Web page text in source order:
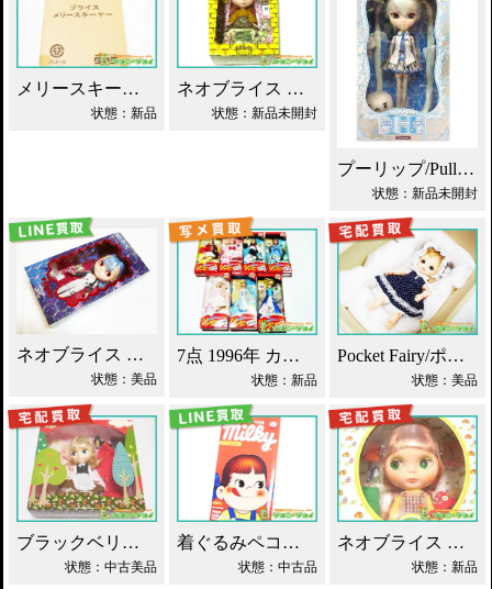
メリースキーヤー ネオブライス タカラ買取！
状態：新品
ネオブライス あちゃちゅむずきん Blythe 人形 買取！
状態：新品未開封
プーリップ/Pullip 雪ミク 初音ミク 買取
状態：新品未開封
ネオブライス エヴァンゲリオン 綾波レイ 買取！
状態：美品
7点 1996年 カレンダーガール ジェニー人形 買取！
状態：新品
Pocket Fairy/ポケットフェアリー PF ドール買取！
状態：美品
ブラックベリーブッシュ ネオブライス Blythe買取！
状態：中古美品
着ぐるみペコちゃん ベアブリック 400% 買取！
状態：中古品
ネオブライス グルーヴィーグルーヴ タカラ買取！
状態：新品